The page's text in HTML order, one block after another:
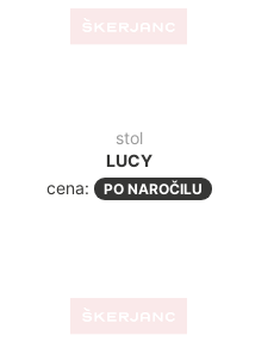
NAPOLEON BLACK
PO NAROČILU